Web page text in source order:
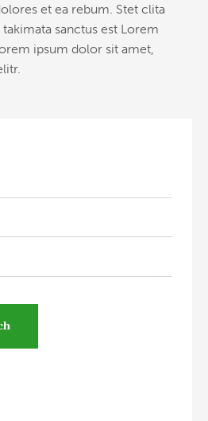
et ea rebum. Stet clita
sanctus est Lorem
ipsum dolor sit amet,